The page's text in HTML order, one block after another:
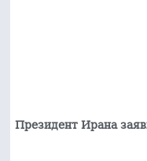
Президент Ирана